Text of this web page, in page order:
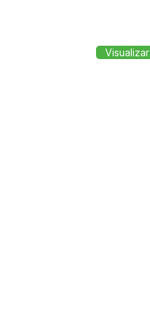
Visualizar